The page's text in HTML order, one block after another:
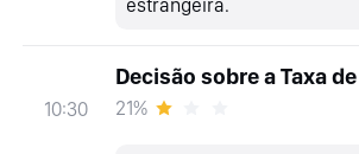
10:30
Decisão sobre a Taxa
21%